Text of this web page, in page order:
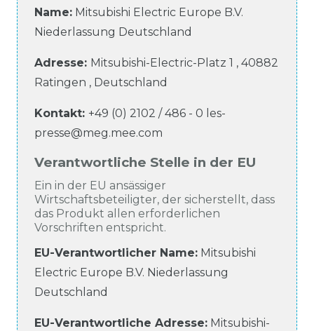
Name: Mitsubishi Electric Europe B.V.
Niederlassung Deutschland
Adresse: Mitsubishi-Electric-Platz 1 , 40882
Ratingen , Deutschland
Kontakt: +49 (0) 2102 / 486 - 0 les-
presse@meg.mee.com
Verantwortliche Stelle in der EU
Ein in der EU ansässiger
Wirtschaftsbeteiligter, der sicherstellt, dass
das Produkt allen erforderlichen
Vorschriften entspricht.
EU-Verantwortlicher Name: Mitsubishi
Electric Europe B.V. Niederlassung
Deutschland
EU-Verantwortliche Adresse: Mitsubishi-